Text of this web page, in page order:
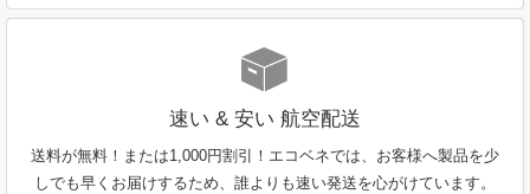
速い & 安い 航空配送
送料が無料！または1,000円割引！エコベネでは、お客様へ製品を少
しでも早くお届けするため、誰よりも速い発送を心がけています。